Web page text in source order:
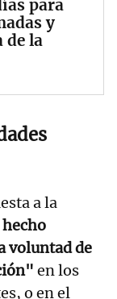
para
y
de la
a la
hecho
voluntad de
en los
o en el